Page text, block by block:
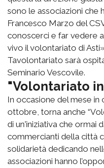
sono le associazioni che
Francesco Marzo del
conoscerci e far vedere
vivo il volontariato di
Tavolontariato sarà
Seminario Vescovile.
"Volontariato
In occasione del mese in
ottobre, torna anche
di un'iniziativa che ormai
commercianti della città
solidarietà dedicando
associazioni hanno